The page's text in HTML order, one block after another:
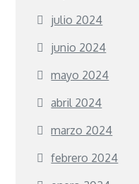
julio 2024
junio 2024
mayo 2024
abril 2024
marzo 2024
febrero 2024